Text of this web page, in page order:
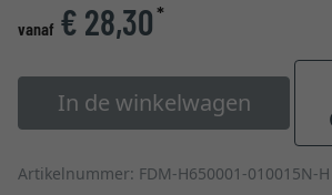
vanaf € 28,30*
In de winkelwagen
Artikelnummer: FDM-H650001-010015N-H